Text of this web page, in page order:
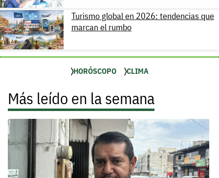
Turismo global en 2026: tendencias que
marcan el rumbo
HORÓSCOPO CLIMA
Más leído en la semana